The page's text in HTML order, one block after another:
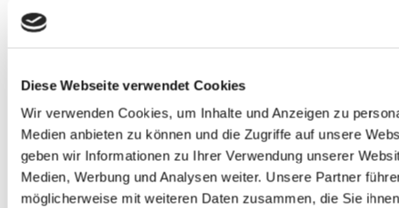
Diese Webseite verwendet Cookies
Wir verwenden Cookies, um Inhalte und Anzeigen zu
Medien anbieten zu können und die Zugriffe auf unsere
geben wir Informationen zu Ihrer Verwendung unserer
Medien, Werbung und Analysen weiter. Unsere Partner
möglicherweise mit weiteren Daten zusammen, die Sie